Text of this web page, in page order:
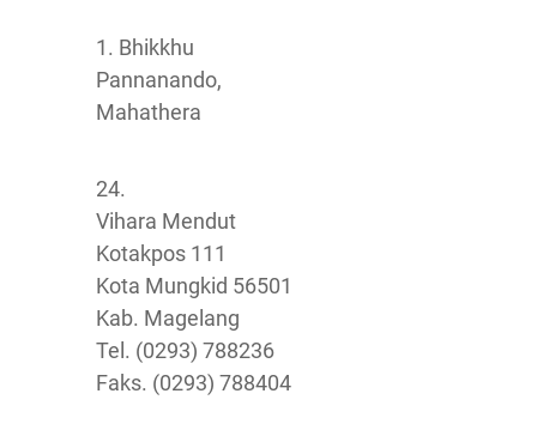
1. Bhikkhu
Pannanando,
Mahathera
24.
Vihara Mendut
Kotakpos 111
Kota Mungkid 56501
Kab. Magelang
Tel. (0293) 788236
Faks. (0293) 788404